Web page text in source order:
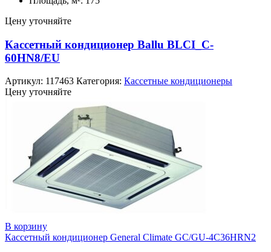
Цену уточняйте
Кассетный кондиционер Ballu BLCI_C-
60HN8/EU
Артикул: 117463 Категория: Кассетные кондиционеры
Цену уточняйте
В корзину
Кассетный кондиционер General Climate GC/GU-4C36HRN2